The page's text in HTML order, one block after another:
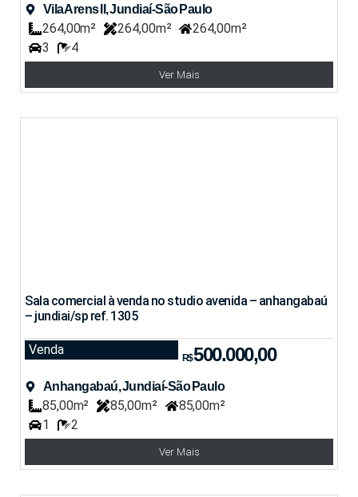
Vila Arens II, Jundiaí-São Paulo
264,00m² 264,00m²
264,00m²
3
4
Ver Mais
Sala comercial à venda no studio avenida – anhangabaú
– jundiai/sp ref. 1305
Venda
R$500.000,00
Anhangabaú, Jundiaí-São Paulo
85,00m² 85,00m²
85,00m²
1
2
Ver Mais